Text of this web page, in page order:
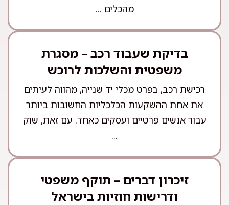
מהכלים ...
בדיקת שעבוד רכב – מסגרת
משפטית והשלכות לרוכש
רכישת רכב, בפרט מכלי יד שנייה, מהווה לעיתים
את אחת ההשקעות הכלכליות החשובות ביותר
עבור אנשים פרטיים ועסקים כאחד. עם זאת, שוק
...
זיכרון דברים – תוקף משפטי
ודרישות חוזיות בישראל